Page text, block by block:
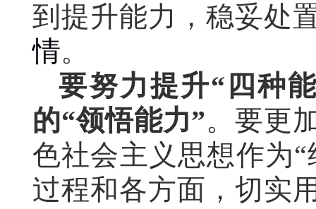
到提升能力，稳妥处
情。
要努力提升“ 四种
的“领悟能力”。要更
色社会主义思想作为
过程和各方面，切实